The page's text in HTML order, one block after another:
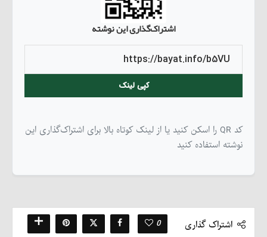
اشتراک‌گذاری این نوشته
کپی لینک
کد QR را اسکن کنید یا از لینک کوتاه بالا برای اشتراک‌گذاری این
نوشته استفاده کنید
اشتراک گذاری 0